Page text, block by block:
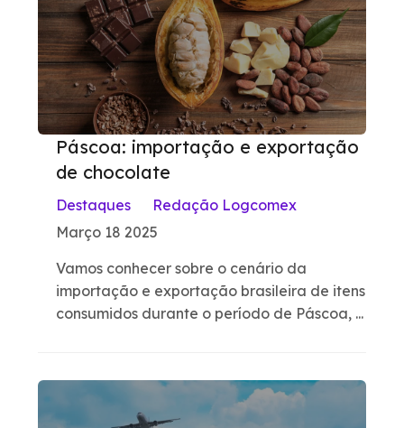
Páscoa: importação e exportação
de chocolate
Destaques
Redação Logcomex
Março 18 2025
Vamos conhecer sobre o cenário da
importação e exportação brasileira de itens
consumidos durante o período de Páscoa, ...